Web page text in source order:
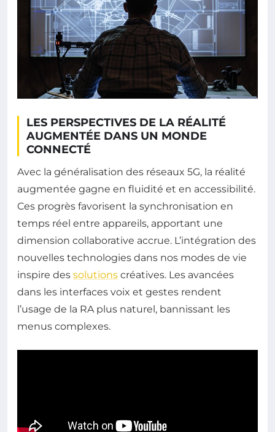
LES PERSPECTIVES DE LA RÉALITÉ
AUGMENTÉE DANS UN MONDE
CONNECTÉ
Avec la généralisation des réseaux 5G, la réalité
augmentée gagne en fluidité et en accessibilité.
Ces progrès favorisent la synchronisation en
temps réel entre appareils, apportant une
dimension collaborative accrue. L’intégration des
nouvelles technologies dans nos modes de vie
inspire des solutions créatives. Les avancées
dans les interfaces voix et gestes rendent
l’usage de la RA plus naturel, bannissant les
menus complexes.